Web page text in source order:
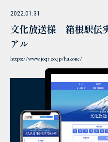
2022.01.31
文化放送様 箱根駅伝
アル
https://www.joqr.co.jp/hakone/